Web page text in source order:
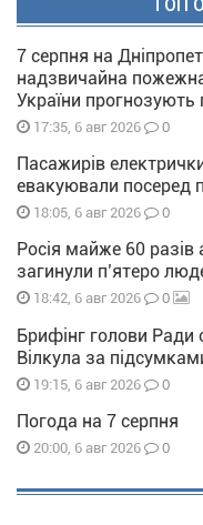
ТОП
7 серпня на
надзвичайна
України прогнозують
17:35, 6 авг 2026 0
Пасажирів
евакуювали посеред
18:05, 6 авг 2026 0
Росія майже 60
загинули п’ятеро
18:42, 6 авг 2026 0
Брифінг голови Ради
Вілкула за
19:15, 6 авг 2026 0
Погода на 7 серпня
20:00, 6 авг 2026 0